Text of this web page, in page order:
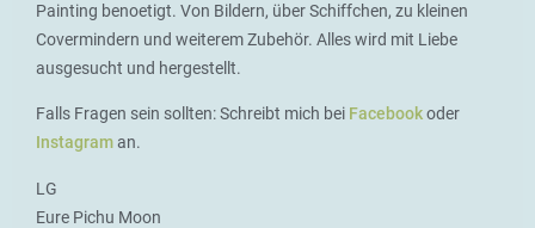
Painting benoetigt. Von Bildern, über Schiffchen, zu kleinen
Covermindern und weiterem Zubehör. Alles wird mit Liebe
ausgesucht und hergestellt.
Falls Fragen sein sollten: Schreibt mich bei Facebookoder
Instagraman.
LG
Eure Pichu Moon